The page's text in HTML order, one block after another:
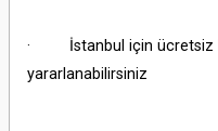
· İstanbul için ücretsiz
yararlanabilirsiniz